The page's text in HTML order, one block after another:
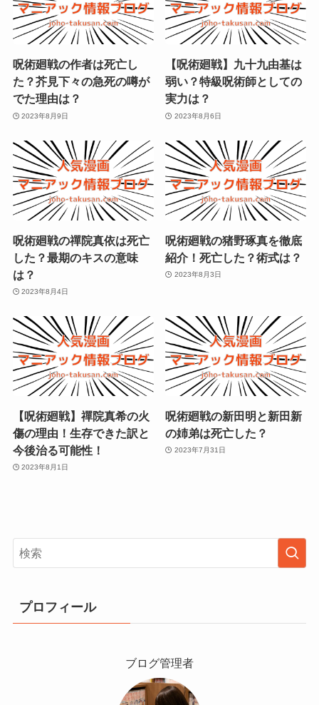
呪術廻戦の作者は死亡し
た？芥見下々の急死の噂が
でた理由は？
2023年8月9日
【呪術廻戦】九十九由基は
弱い？特級呪術師としての
実力は？
2023年8月6日
呪術廻戦の禪院真依は死亡
した？最期のキスの意味
は？
2023年8月4日
呪術廻戦の猪野琢真を徹底
紹介！死亡した？術式は？
2023年8月3日
【呪術廻戦】禪院真希の火
傷の理由！生存できた訳と
今後治る可能性！
2023年8月1日
呪術廻戦の新田明と新田新
の姉弟は死亡した？
2023年7月31日
プロフィール
ブログ管理者